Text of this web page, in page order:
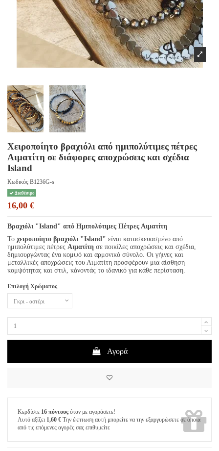
Χειροποίητο βραχιόλι από ημιπολύτιμες πέτρες
Αιματίτη σε διάφορες αποχρώσεις και σχέδια
Island
Κωδικός B1236G-s
Διαθέσιμο
16,00 €
Βραχιόλι "Island" από Ημιπολύτιμες Πέτρες Αιματίτη
Το χειροποίητο βραχιόλι "Island" είναι κατασκευασμένο από
ημιπολύτιμες πέτρες Αιματίτη σε ποικίλες αποχρώσεις και σχέδια,
δημιουργώντας ένα κομψό και αρμονικό σύνολο. Οι γήινες και
μεταλλικές αποχρώσεις του Αιματίτη προσφέρουν μια αίσθηση
κομψότητας και στιλ, κάνοντάς το ιδανικό για κάθε περίσταση.
Επιλογή Χρώματος
Αγορά
Κερδίστε 16 πόντους όταν με αγοράσετε!
Αυτό αξίζει 1,60 € Την έκπτωση αυτή μπορείτε να την εξαργυρώσετε σε όποια
από τις επόμενες αγορές σας επιθυμείτε